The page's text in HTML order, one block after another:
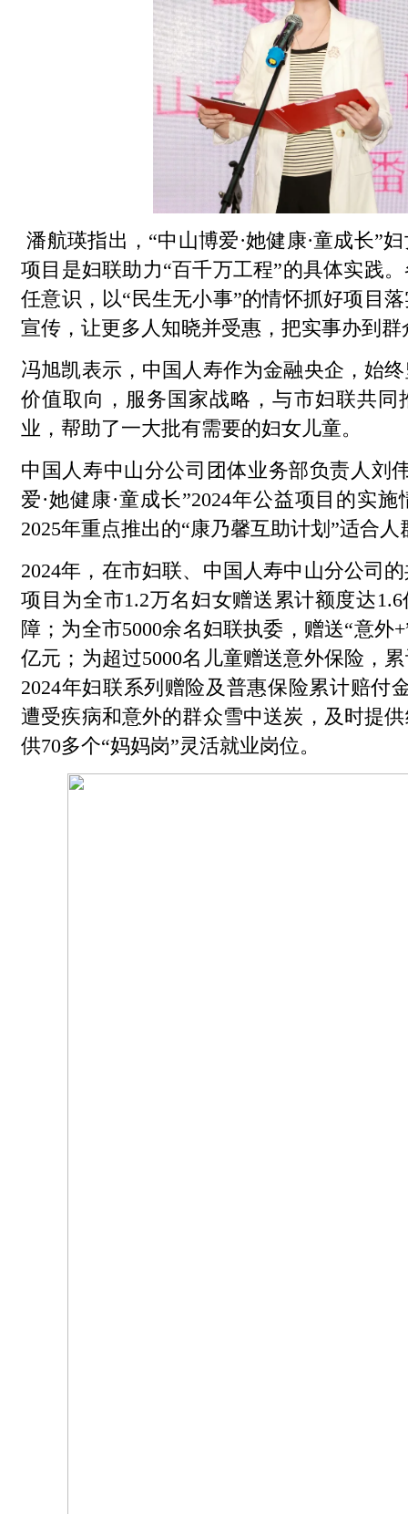
潘航瑛指出，“中山博爱·她健康·童成长”
项目是妇联助力“百千万工程”的具体实践
任意识，以“民生无小事”的情怀抓好项目
宣传，让更多人知晓并受惠，把实事办到群
冯旭凯表示，中国人寿作为金融央企，始
价值取向，服务国家战略，与市妇联共同
业，帮助了一大批有需要的妇女儿童。
中国人寿中山分公司团体业务部负责人刘
爱·她健康·童成长”2024年公益项目的实
2025年重点推出的“康乃馨互助计划”适合
2024年，在市妇联、中国人寿中山分公司
项目为全市1.2万名妇女赠送累计额度达
障；为全市5000余名妇联执委，赠送“意外
亿元；为超过5000名儿童赠送意外保险，
2024年妇联系列赠险及普惠保险累计赔付
遭受疾病和意外的群众雪中送炭，及时提
供70多个“妈妈岗”灵活就业岗位。